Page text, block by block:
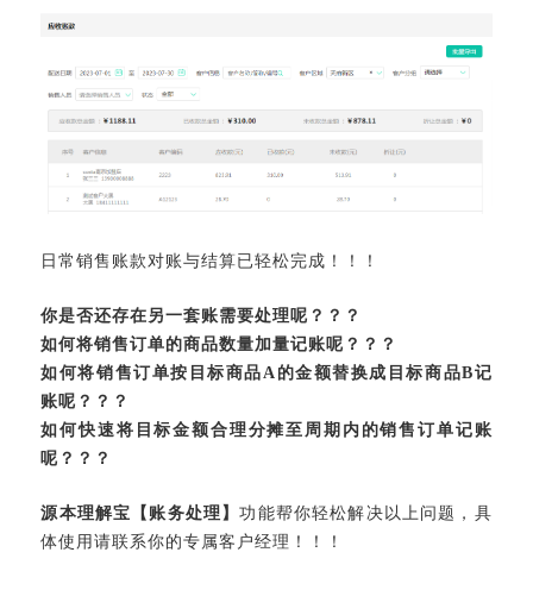
日常销售账款对账与结算已轻松完成！！！
你是否还存在另一套账需要处理呢？？？
如何将销售订单的商品数量加量记账呢？？？
如何将销售订单按目标商品A 的金额替换成目标商品B记
账呢？？？
如何快速将目标金额合理分摊至周期内的销售订单记账
呢？？？
源本理解宝【账务处理】功能帮你轻松解决以上问题，具
体使用请联系你的专属客户经理！！！